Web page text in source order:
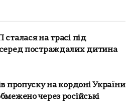
на трасі під
постраждалих дитина
пропуску на кордоні України
через російські